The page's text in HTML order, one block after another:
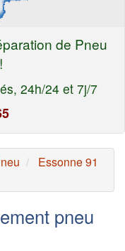
de Pneu
24h/24 et 7j/7
Essonne 91
pneu